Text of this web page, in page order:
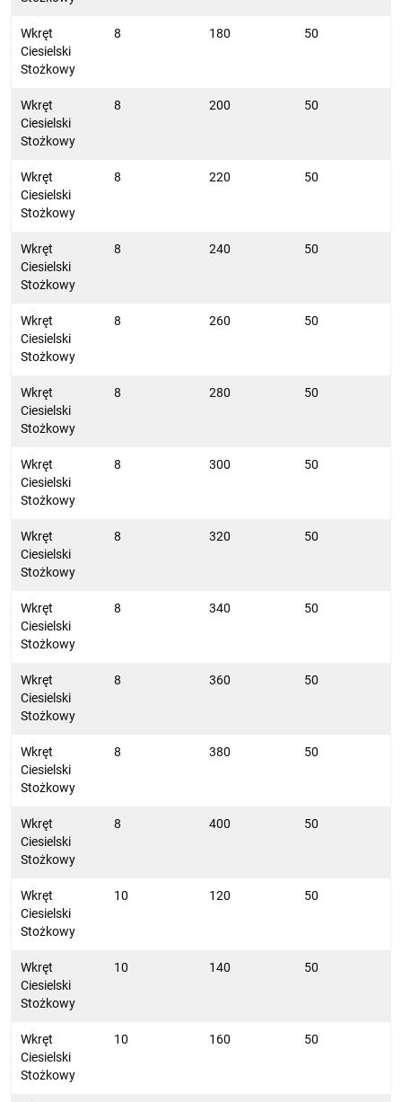
Wkręt
Ciesielski
Stożkowy
8 180 50
Wkręt
Ciesielski
Stożkowy
8 200 50
Wkręt
Ciesielski
Stożkowy
8 220 50
Wkręt
Ciesielski
Stożkowy
8 240 50
Wkręt
Ciesielski
Stożkowy
8 260 50
Wkręt
Ciesielski
Stożkowy
8 280 50
Wkręt
Ciesielski
Stożkowy
8 300 50
Wkręt
Ciesielski
Stożkowy
8 320 50
Wkręt
Ciesielski
Stożkowy
8 340 50
Wkręt
Ciesielski
Stożkowy
8 360 50
Wkręt
Ciesielski
Stożkowy
8 380 50
Wkręt
Ciesielski
Stożkowy
8 400 50
Wkręt
Ciesielski
Stożkowy
10 120 50
Wkręt
Ciesielski
Stożkowy
10 140 50
Wkręt
Ciesielski
Stożkowy
10 160 50